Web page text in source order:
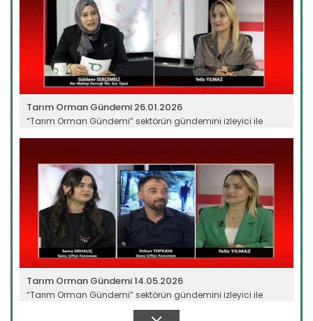
Tarım Orman Gündemi 26.01.2026
“Tarım Orman Gündemi” sektörün gündemini izleyici ile
Tarım Orman Gündemi 14.05.2026
“Tarım Orman Gündemi” sektörün gündemini izleyici ile